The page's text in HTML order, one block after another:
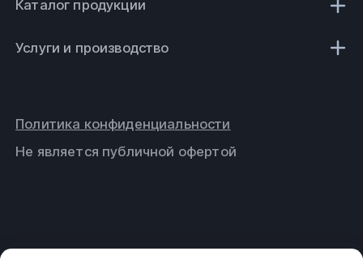
Каталог продукции
Услуги и производство
Не является публичной офертой
Политика конфиденциальности